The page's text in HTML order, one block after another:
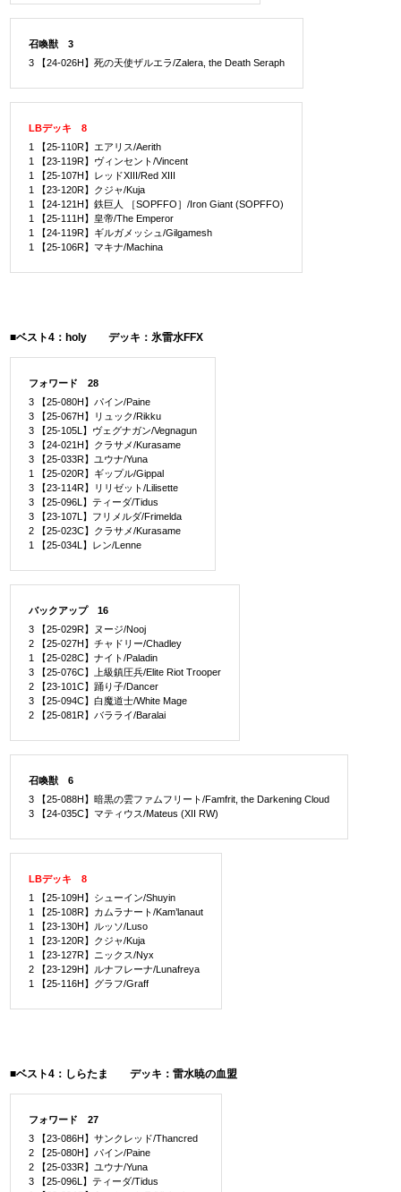
召喚獣 3
3 【24-026H】死の天使ザルエラ/Zalera, the Death Seraph
LBデッキ 8
1 【25-110R】エアリス/Aerith
1 【23-119R】ヴィンセント/Vincent
1 【25-107H】レッドXIII/Red XIII
1 【23-120R】クジャ/Kuja
1 【24-121H】鉄巨人 ［SOPFFO］/Iron Giant (SOPFFO)
1 【25-111H】皇帝/The Emperor
1 【24-119R】ギルガメッシュ/Gilgamesh
1 【25-106R】マキナ/Machina
■ベスト4：holy デッキ：氷雷水FFX
フォワード 28
3 【25-080H】パイン/Paine
3 【25-067H】リュック/Rikku
3 【25-105L】ヴェグナガン/Vegnagun
3 【24-021H】クラサメ/Kurasame
3 【25-033R】ユウナ/Yuna
1 【25-020R】ギップル/Gippal
3 【23-114R】リリゼット/Lilisette
3 【25-096L】ティーダ/Tidus
3 【23-107L】フリメルダ/Frimelda
2 【25-023C】クラサメ/Kurasame
1 【25-034L】レン/Lenne
バックアップ 16
3 【25-029R】ヌージ/Nooj
2 【25-027H】チャドリー/Chadley
1 【25-028C】ナイト/Paladin
3 【25-076C】上級鎮圧兵/Elite Riot Trooper
2 【23-101C】踊り子/Dancer
3 【25-094C】白魔道士/White Mage
2 【25-081R】バラライ/Baralai
召喚獣 6
3 【25-088H】暗黒の雲ファムフリート/Famfrit, the Darkening Cloud
3 【24-035C】マティウス/Mateus (XII RW)
LBデッキ 8
1 【25-109H】シューイン/Shuyin
1 【25-108R】カムラナート/Kam’lanaut
1 【23-130H】ルッソ/Luso
1 【23-120R】クジャ/Kuja
1 【23-127R】ニックス/Nyx
2 【23-129H】ルナフレーナ/Lunafreya
1 【25-116H】グラフ/Graff
■ベスト4：しらたま デッキ：雷水暁の血盟
フォワード 27
3 【23-086H】サンクレッド/Thancred
2 【25-080H】パイン/Paine
2 【25-033R】ユウナ/Yuna
3 【25-096L】ティーダ/Tidus